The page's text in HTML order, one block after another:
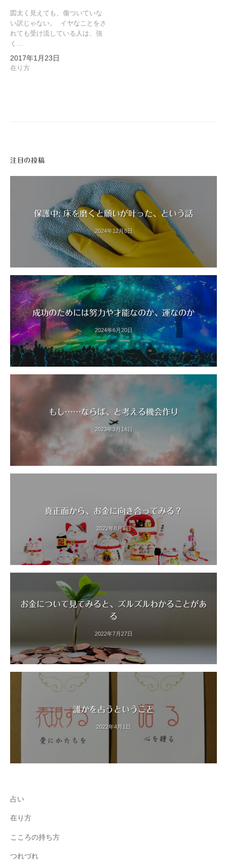
図太く見えても、傷ついていな
い訳じゃない。 イヤなことをさ
れても受け流している人は、強
く…
2017年1月23日
在り方
注目の投稿
保護中: 床を磨くと願いが叶った、という話
2024年12月8日
成功のためには努力や才能なのか、運なのか
2024年6月20日
もし……ならば、と考える機会作り
2023年3月14日
真正面から、お金に向き合ってみる？
2022年8月8日
お金について見てみると、ズルズルわかることがあ
る
2022年7月27日
誰かを占うということ
2022年4月1日
占い
在り方
こころの持ち方
つれづれ